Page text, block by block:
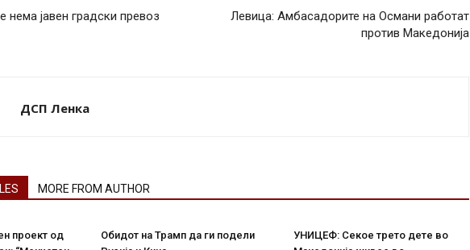
нема јавен градски превоз
Левица: Амбасадорите на Османи работат
против Македонија
ДСП Ленка
MORE FROM AUTHOR
проект од
Обидот на Трамп да ги подели
УНИЦЕФ: Секое трето дете во